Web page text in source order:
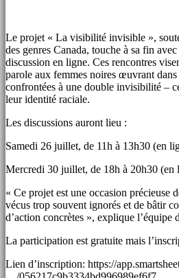
Le projet « La visibilité invisible »,
des genres Canada, touche à sa fin
discussion en ligne. Ces rencontres
parole aux femmes noires œuvrant
confrontées à une double invisibilité –
leur identité raciale.
Les discussions auront lieu :
Samedi 26 juillet, de 11h à 13h30 (en
Mercredi 30 juillet, de 18h à 20h30 (en
« Ce projet est une occasion précieuse
vécus trop souvent ignorés et de bâtir
d’action concrètes », explique l’équipe
La participation est gratuite mais
Lien d’inscription: https://